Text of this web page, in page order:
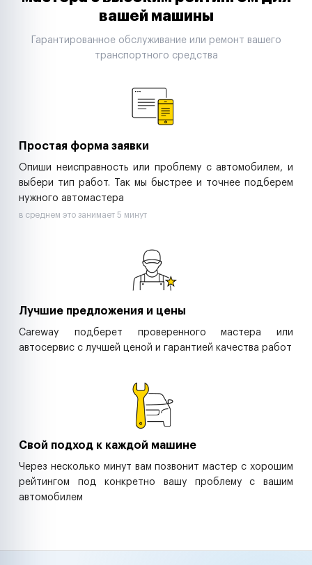
Автодилеры
Строительные компании
Аренда спецтехники
вашей машины
Гарантированное обслуживание или ремонт вашего
транспортного средства
Простая форма заявки
Опиши неисправность или проблему с автомобилем, и
выбери тип работ. Так мы быстрее и точнее подберем
нужного автомастера
в среднем это занимает 5 минут
Лучшие предложения и цены
Careway подберет проверенного мастера или
автосервис с лучшей ценой и гарантией качества работ
Свой подход к каждой машине
Через несколько минут вам позвонит мастер с хорошим
рейтингом под конкретно вашу проблему с вашим
автомобилем